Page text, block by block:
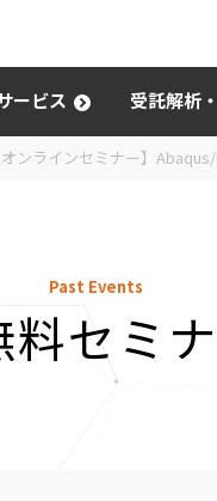
ービス 受託解析
オンラインセミナー】
Past Events
セミ